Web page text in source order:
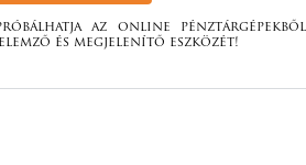
az online pénztárgépekből
és megjelenítő eszközét!